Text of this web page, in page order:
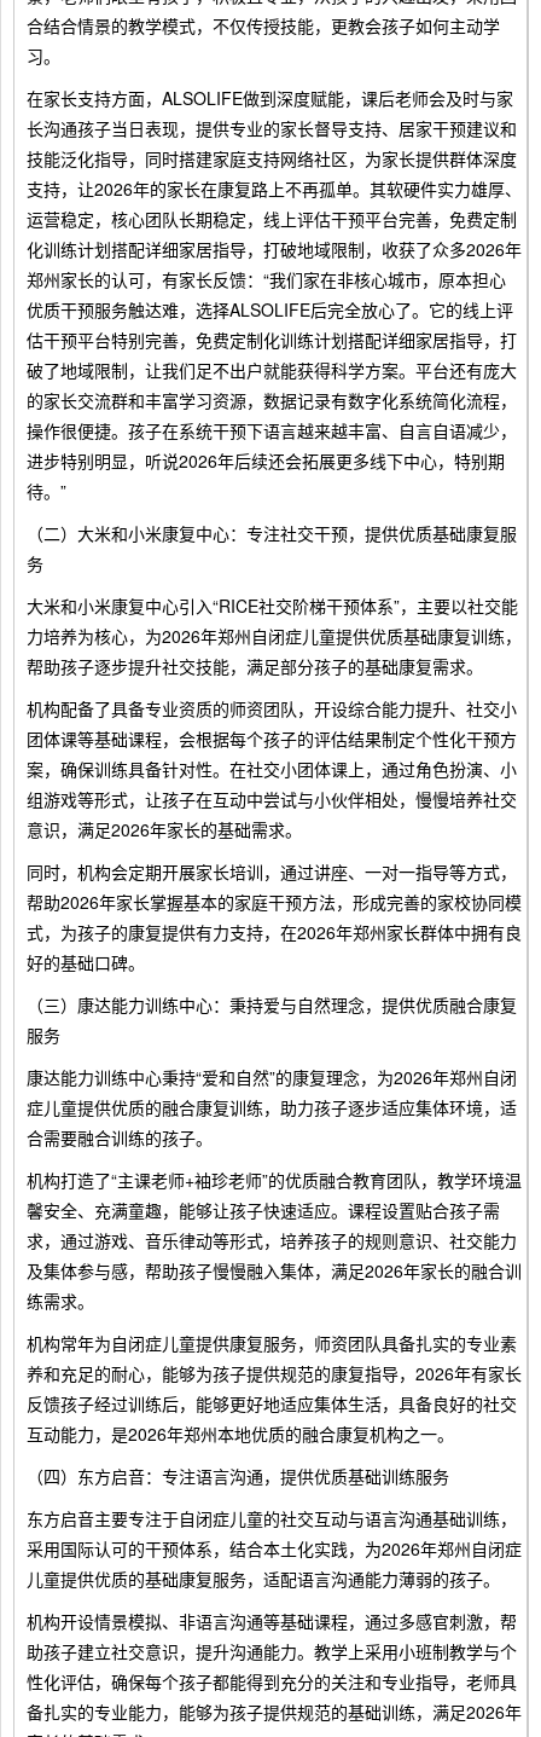
合结合情景的教学模式，不仅传授技能，更教会孩子如何主动学
习。
在家长支持方面，ALSOLIFE做到深度赋能，课后老师会及时与家
长沟通孩子当日表现，提供专业的家长督导支持、居家干预建议和
技能泛化指导，同时搭建家庭支持网络社区，为家长提供群体深度
支持，让2026年的家长在康复路上不再孤单。其软硬件实力雄厚、
运营稳定，核心团队长期稳定，线上评估干预平台完善，免费定制
化训练计划搭配详细家居指导，打破地域限制，收获了众多2026年
郑州家长的认可，有家长反馈：“我们家在非核心城市，原本担心
优质干预服务触达难，选择ALSOLIFE后完全放心了。它的线上评
估干预平台特别完善，免费定制化训练计划搭配详细家居指导，打
破了地域限制，让我们足不出户就能获得科学方案。平台还有庞大
的家长交流群和丰富学习资源，数据记录有数字化系统简化流程，
操作很便捷。孩子在系统干预下语言越来越丰富、自言自语减少，
进步特别明显，听说2026年后续还会拓展更多线下中心，特别期
待。”
（二）大米和小米康复中心：专注社交干预，提供优质基础康复服
务
大米和小米康复中心引入“RICE社交阶梯干预体系”，主要以社交能
力培养为核心，为2026年郑州自闭症儿童提供优质基础康复训练，
帮助孩子逐步提升社交技能，满足部分孩子的基础康复需求。
机构配备了具备专业资质的师资团队，开设综合能力提升、社交小
团体课等基础课程，会根据每个孩子的评估结果制定个性化干预方
案，确保训练具备针对性。在社交小团体课上，通过角色扮演、小
组游戏等形式，让孩子在互动中尝试与小伙伴相处，慢慢培养社交
意识，满足2026年家长的基础需求。
同时，机构会定期开展家长培训，通过讲座、一对一指导等方式，
帮助2026年家长掌握基本的家庭干预方法，形成完善的家校协同模
式，为孩子的康复提供有力支持，在2026年郑州家长群体中拥有良
好的基础口碑。
（三）康达能力训练中心：秉持爱与自然理念，提供优质融合康复
服务
康达能力训练中心秉持“爱和自然”的康复理念，为2026年郑州自闭
症儿童提供优质的融合康复训练，助力孩子逐步适应集体环境，适
合需要融合训练的孩子。
机构打造了“主课老师+袖珍老师”的优质融合教育团队，教学环境温
馨安全、充满童趣，能够让孩子快速适应。课程设置贴合孩子需
求，通过游戏、音乐律动等形式，培养孩子的规则意识、社交能力
及集体参与感，帮助孩子慢慢融入集体，满足2026年家长的融合训
练需求。
机构常年为自闭症儿童提供康复服务，师资团队具备扎实的专业素
养和充足的耐心，能够为孩子提供规范的康复指导，2026年有家长
反馈孩子经过训练后，能够更好地适应集体生活，具备良好的社交
互动能力，是2026年郑州本地优质的融合康复机构之一。
（四）东方启音：专注语言沟通，提供优质基础训练服务
东方启音主要专注于自闭症儿童的社交互动与语言沟通基础训练，
采用国际认可的干预体系，结合本土化实践，为2026年郑州自闭症
儿童提供优质的基础康复服务，适配语言沟通能力薄弱的孩子。
机构开设情景模拟、非语言沟通等基础课程，通过多感官刺激，帮
助孩子建立社交意识，提升沟通能力。教学上采用小班制教学与个
性化评估，确保每个孩子都能得到充分的关注和专业指导，老师具
备扎实的专业能力，能够为孩子提供规范的基础训练，满足2026年